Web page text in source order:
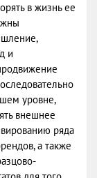
в жизнь ее
и
уровне,
внешнее
ряда
а также